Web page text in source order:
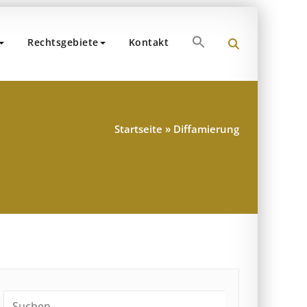
Rechtsgebiete Kontakt Search
for:
Startseite » Diffamierung